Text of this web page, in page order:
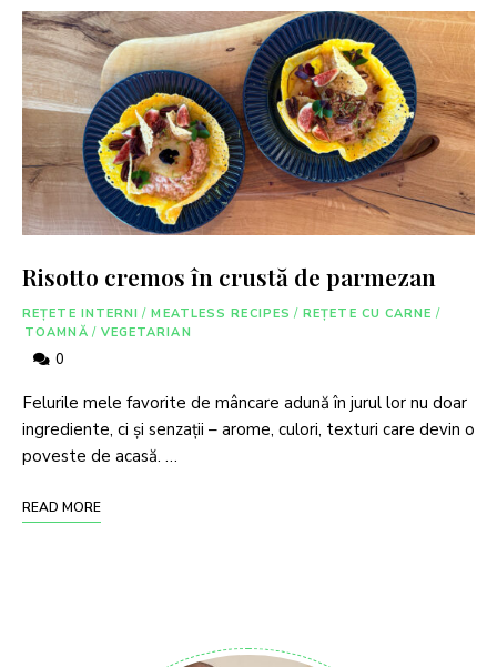
Risotto cremos în crustă de parmezan
REȚETE INTERNI / MEATLESS RECIPES / REȚETE CU CARNE /
TOAMNĂ / VEGETARIAN
0
Felurile mele favorite de mâncare adună în jurul lor nu doar
ingrediente, ci și senzații – arome, culori, texturi care devin o
poveste de acasă. …
READ MORE